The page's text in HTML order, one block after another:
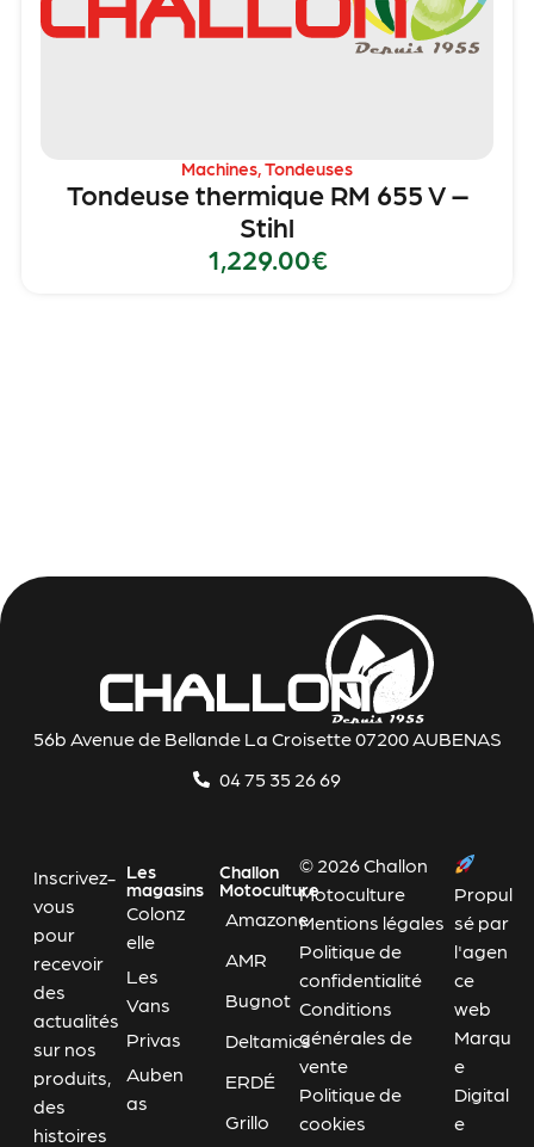
Machines,Tondeuses
Tondeuse thermique RM 655 V –
Stihl
1,229.00€
56b Avenue de Bellande La Croisette 07200 AUBENAS
04 75 35 26 69
Inscrivez-
vous
pour
recevoir
des
actualités
sur nos
produits,
des
histoires
Les
magasins
Colonz
elle
Les
Vans
Privas
Auben
as
Challon
Motoculture
Amazone
AMR
Bugnot
Deltamics
ERDÉ
Grillo
© 2026 Challon
Motoculture
Mentions légales
Politique de
confidentialité
Conditions
générales de
vente
Politique de
cookies
Propul
sé par
l'agen
ce
web
Marqu
e
Digital
e